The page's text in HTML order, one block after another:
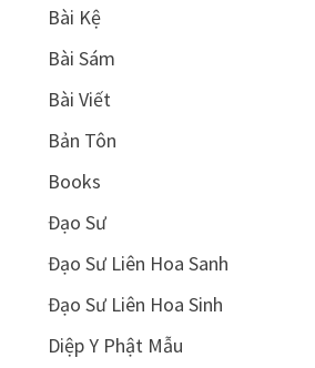
Bài Kệ
Bài Sám
Bài Viết
Bản Tôn
Books
Đạo Sư
Đạo Sư Liên Hoa Sanh
Đạo Sư Liên Hoa Sinh
Diệp Y Phật Mẫu